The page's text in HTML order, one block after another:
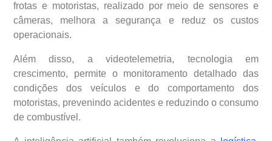
frotas e motoristas, realizado por meio de sensores e
câmeras, melhora a segurança e reduz os custos
operacionais.
Além disso, a videotelemetria, tecnologia em
crescimento, permite o monitoramento detalhado das
condições dos veículos e do comportamento dos
motoristas, prevenindo acidentes e reduzindo o consumo
de combustível.